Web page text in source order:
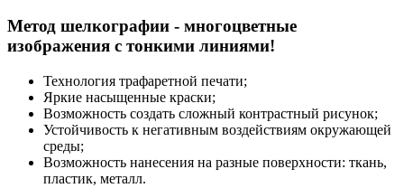
Метод шелкографии - многоцветные
изображения с тонкими линиями!
Технология трафаретной печати;
Яркие насыщенные краски;
Возможность создать сложный контрастный рисунок;
Устойчивость к негативным воздействиям окружающей
среды;
Возможность нанесения на разные поверхности: ткань,
пластик, металл.